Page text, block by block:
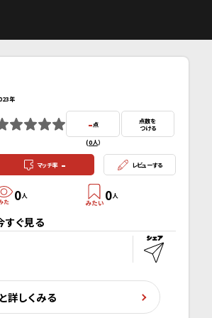
年
-点
(0人）
点数を
つける
マッチ率 - レビューする
0人 0人
すぐ見る
詳しくみる